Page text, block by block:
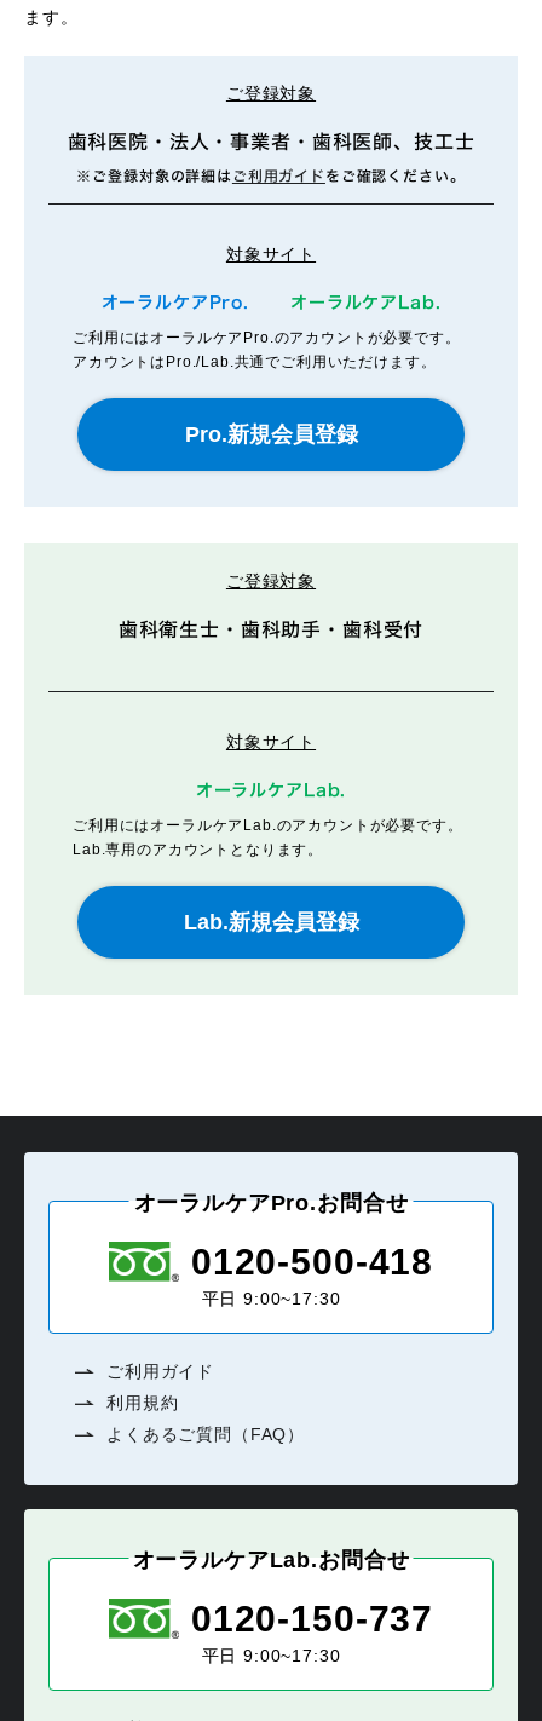
ます。
ご登録対象
歯科医院・法人・事業者・歯科医師、技工士
※ご登録対象の詳細は ご利用ガイド をご確認ください。
対象サイト
オーラルケアPro. オーラルケアLab.
ご利用にはオーラルケアPro.のアカウントが必要です。
アカウントはPro./Lab.共通でご利用いただけます。
ご登録対象
歯科衛生士・歯科助手・歯科受付
対象サイト
オーラルケアLab.
ご利用にはオーラルケアLab.のアカウントが必要です。
Lab.専用のアカウントとなります。
オーラルケアPro.お問合せ
0120-500-418
平日 9:00~17:30
ご利用ガイド
利用規約
よくあるご質問（FAQ）
オーラルケアLab.お問合せ
0120-150-737
平日 9:00~17:30